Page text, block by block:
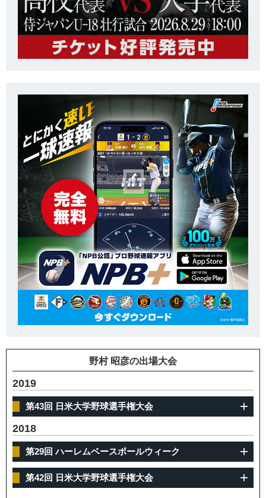
野村 昭彦の出場大会
2019
第43回 日米大学野球選手権大会
2018
第29回 ハーレムベースボールウィーク
第42回 日米大学野球選手権大会